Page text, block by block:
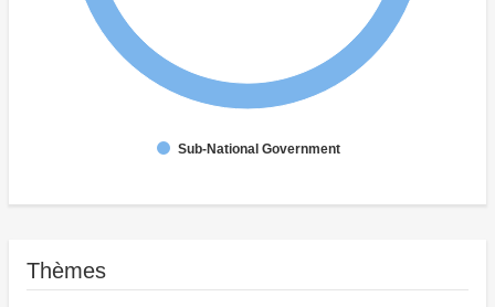
Sub-National Government
Thèmes